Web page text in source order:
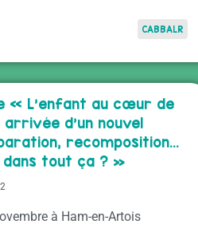
CABBALR
« L’enfant au cœur de
d’un nouvel
recomposition…
dans tout ça ? »
à Ham-en-Artois